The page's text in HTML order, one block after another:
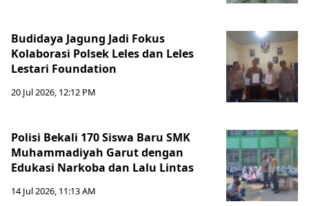
Budidaya Jagung Jadi Fokus
Kolaborasi Polsek Leles dan Leles
Lestari Foundation
20 Jul 2026, 12:12 PM
Polisi Bekali 170 Siswa Baru SMK
Muhammadiyah Garut dengan
Edukasi Narkoba dan Lalu Lintas
14 Jul 2026, 11:13 AM